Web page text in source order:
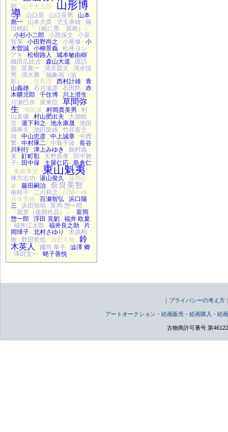
明
山下大五郎 山形博
導 山口晃 山口長男
山本
彪一
山本大貴 児玉幸雄
篠
田桃紅「（紙に墨 原画）」
小杉小二郎
小西保文
小泉
智英
小田野尚之 小尾修
小
木曽誠
小柳景義
松井ヨシ
アキ
松樹路人
城本敏由樹
織田広比古
森山大道
諏訪
敦
星襄一 清宮質文
清水悦
男
清水勝「抽象画（油
彩）」
生島浩 西村計雄
青
山義雄
石川滋彦 石田黙
赤
木曠児郎
千住博
川上澄生
川瀬巴水
泉東臣
草間弥
生
増田誠 村岡貴美男
村
山直儀
村山肥出夫
大畑稔
浩
瀧下和之 池永康晟
池田
満寿夫
池田龍雄
竹谷富士
雄
中山忠彦 中上誠章
中西
繁
中村琢二 中島千波
長谷
川利行
津上みゆき
鶴村義
美
釘町彰 天野喜孝
田中敦
子
田中保 土屋仁応
島倉仁
東郷青児
東山魁夷
棟方志功 湯山俊久
藤岡心
象
藤田嗣治 奈良美智
南桂子 二川和之
白髪一雄
具体美術
百瀬智弘
浜口陽
三
浜田知明
富岡 惣一郎
「風景（後期作品）」
富岡
惣一郎
浮田 克躬
福井 欧夏
福井江太郎
福井良之助
片
岡球子
北村さゆり
木原和
敏
野田哲也 油彩人物
鈴
木英人
國司 華子
澁澤 卿
澤田文一
蛯子善悦
｜ プライバシーの考え方
アートオークション・絵画販売・絵画購入・
古物商許可番号 第